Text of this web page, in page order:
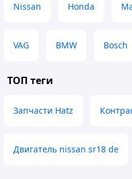
Nissan Honda
VAG BMW Bosch
ТОП теги
Запчасти Hatz
Двигатель nissan sr18 de